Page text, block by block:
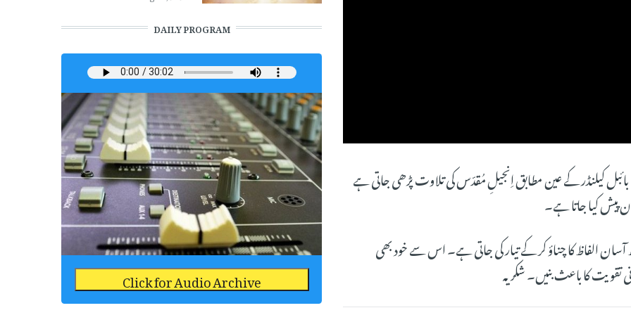
بائبل کیلنڈر کے عین مطابق اِنجیلِ مُقدّس کی تلاوت پڑھی جاتی ہے
کیا جاتا ہے۔
الفاظ کا چناؤ کر کے تیار کی جاتی ہے۔ اس سے خود بھی
کا باعث بنیں۔ شکریہ
DAILY PROGRAM
Click for Audio Archive